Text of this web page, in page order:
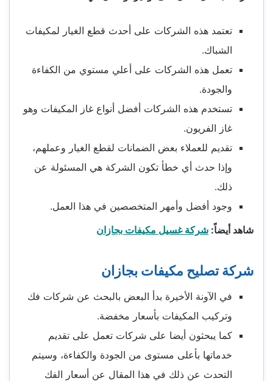
تعتمد هذه الشركات على أحدث قطع الغيار لمكيفات
الشباك.
تعمل هذه الشركات على أعلي مستوي من الكفاءة
والجودة.
تستخدم هذه الشركات أفضل أنواع غاز المكيفات وهو
غاز الفريون.
تقديم للعملاء بعض الضمانات لقطع الغيار وعملهم،
وإذا حدث أي خطأ تكون الشركة هي المسئولة عن
ذلك.
وجود أفضل وأمهر المتخصصين في هذا العمل.
شاهد أيضاً: شركة غسيل مكيفات بجازان
شركة تصليح مكيفات بجازان
في الآونة الأخيرة بدأ البعض بالبحث عن شركات فك
وتركيب المكيفات بأسعار مخفضة.
كما يبحثون أيضا على شركات تعمل على تقديم
خدماتها بأعلى مستوى من الجودة والكفاءة، وسيتم
التحدث عن ذلك في هذا المقال عن أسعار الفك